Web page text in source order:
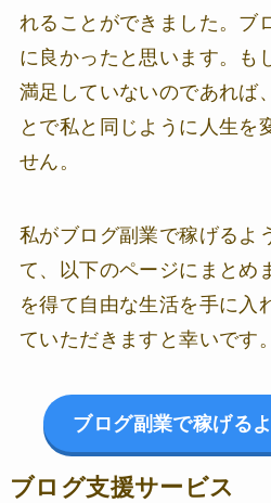
れることができました。ブ
に良かったと思います。も
満足していないのであれば
とで私と同じように人生を
せん。
私がブログ副業で稼げるよ
て、以下のページにまとめ
を得て自由な生活を手に入
ていただきますと幸いです。
ブログ副業で稼げる
ブログ支援サービス